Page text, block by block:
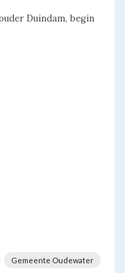
Duindam, begin
Gemeente Oudewater